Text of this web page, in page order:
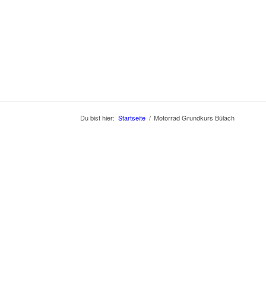
Du bist hier: Startseite / Motorrad Grundkurs Bülach